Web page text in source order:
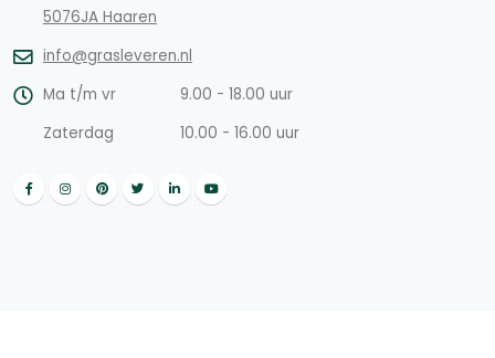
5076JA Haaren
info@grasleveren.nl
Ma t/m vr
9.00 - 18.00 uur
Zaterdag
10.00 - 16.00 uur